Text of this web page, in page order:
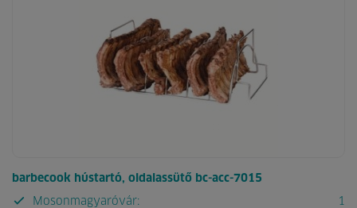
barbecook hústartó, oldalassütő bc-acc-7015
Mosonmagyaróvár:
1